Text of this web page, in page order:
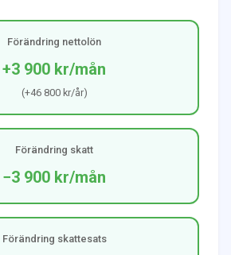
Förändring nettolön
+3 900 kr/mån
(+46 800 kr/år)
Förändring skatt
−3 900 kr/mån
Förändring skattesats